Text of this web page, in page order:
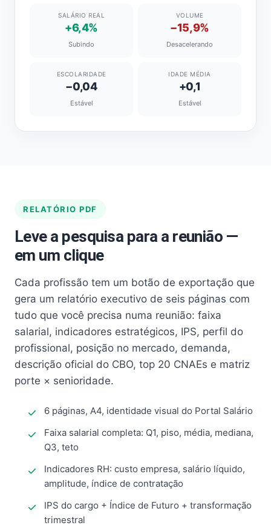
SALÁRIO REAL
+6,4%
Subindo
VOLUME
−15,9%
Desacelerando
ESCOLARIDADE
−0,04
Estável
IDADE MÉDIA
+0,1
Estável
RELATÓRIO PDF
Leve a pesquisa para a reunião —
em um clique
Cada profissão tem um botão de exportação que
gera um relatório executivo de seis páginas com
tudo que você precisa numa reunião: faixa
salarial, indicadores estratégicos, IPS, perfil do
profissional, posição no mercado, demanda,
descrição oficial do CBO, top 20 CNAEs e matriz
porte × senioridade.
6 páginas, A4, identidade visual do Portal Salário
Faixa salarial completa: Q1, piso, média, mediana,
Q3, teto
Indicadores RH: custo empresa, salário líquido,
amplitude, índice de contratação
IPS do cargo + Índice de Futuro + transformação
trimestral